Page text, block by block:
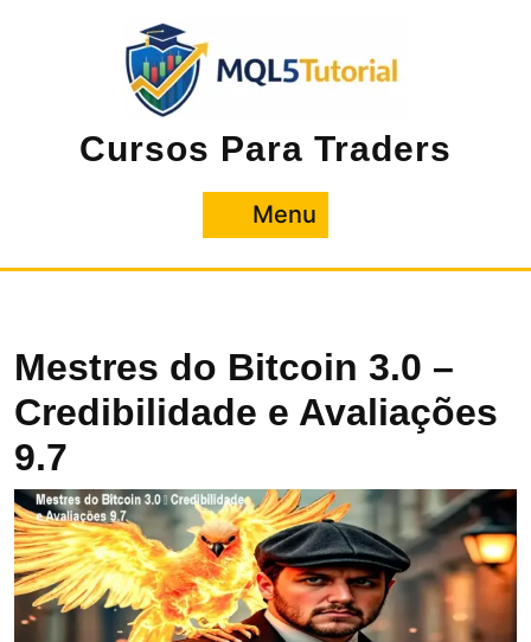
Cursos Para Traders
Menu
Mestres do Bitcoin 3.0 –
Credibilidade e Avaliações
9.7